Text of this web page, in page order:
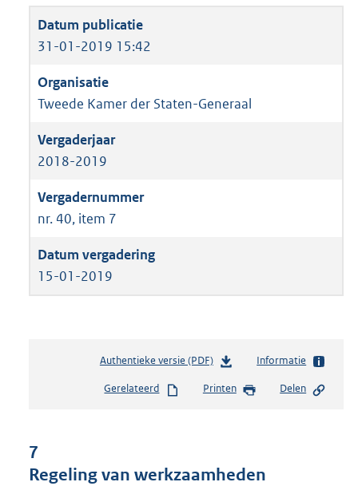
31-01-2019 15:42
Tweede Kamer der Staten-Generaal
2018-2019
nr. 40, item 7
15-01-2019
Authentieke versie (PDF)b
s
s
Informatie
Gerelateerd Printen Delen
7
Regeling van werkzaamheden